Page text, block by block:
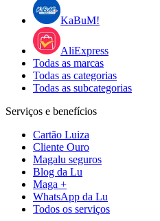
KaBuM!
AliExpress
Todas as marcas
Todas as categorias
Todas as subcategorias
Serviços e benefícios
Cartão Luiza
Cliente Ouro
Magalu seguros
Blog da Lu
Maga +
WhatsApp da Lu
Todos os serviços